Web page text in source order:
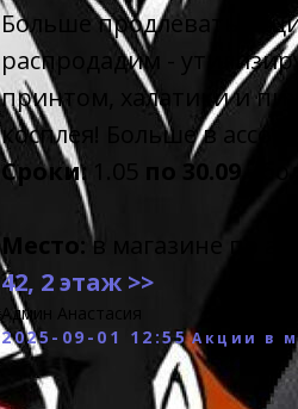
Больше продлевать
распродадим -
принтом, халатики и
косплея! Больше в
Сроки:
по 30.09 -
Место:в магазине по
42, 2 этаж >>
Админ Анастасия
2025-09-01 12:55 Акции в